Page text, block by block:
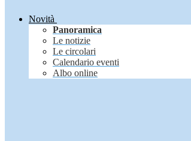
Novità
Panoramica
Le notizie
Le circolari
Calendario eventi
Albo online